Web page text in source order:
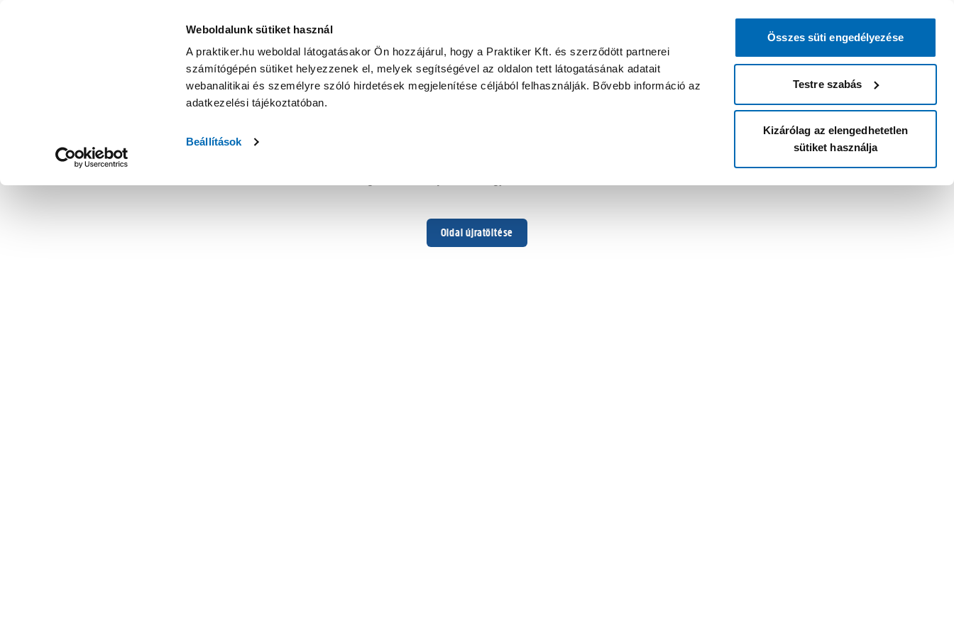
Weboldalunk sütiket használ
A praktiker.hu weboldal látogatásakor Ön hozzájárul, hogy a Praktiker Kft. és szerződött partnerei
számítógépén sütiket helyezzenek el, melyek segítségével az oldalon tett látogatásának adatait
webanalitikai és személyre szóló hirdetések megjelenítése céljából felhasználják. Bővebb információ az
adatkezelési tájékoztatóban.
Beállítások
Összes süti engedélyezése
Testre szabás
Kizárólag az elengedhetetlen
sütiket használja
Oldal újratöltése